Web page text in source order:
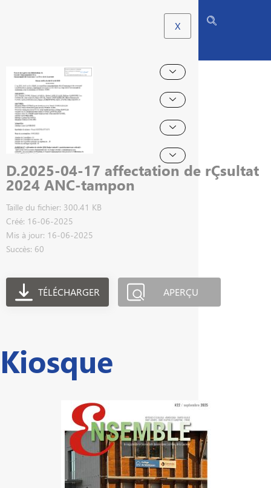
X
D.2025-04-17 affectation de rÇsultat
2024 ANC-tampon
Taille du fichier: 300.41 KB
Créé: 16-06-2025
Mis à jour: 16-06-2025
Succès: 60
TÉLÉCHARGER APERÇU
Kiosque